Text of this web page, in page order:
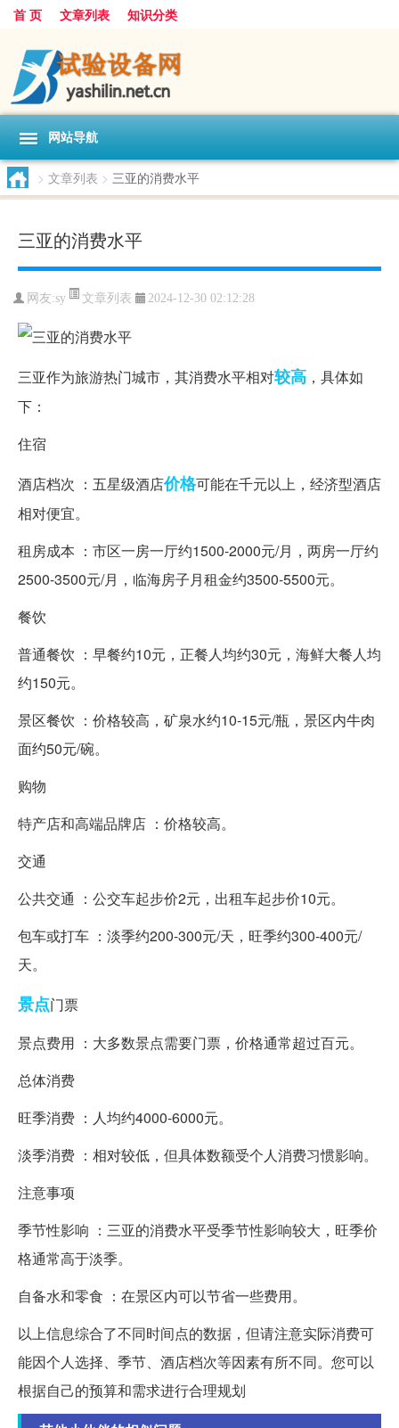
首 页 文章列表 知识分类
网站导航
> 文章列表 > 三亚的消费水平
三亚的消费水平
网友:sy 文章列表 2024-12-30 02:12:28
三亚作为旅游热门城市，其消费水平相对较高 ，具体如
下：
住宿
酒店档次 ：五星级酒店价格可能在千元以上，经济型酒店
相对便宜。
租房成本 ：市区一房一厅约1500-2000元/月，两房一厅约
2500-3500元/月，临海房子月租金约3500-5500元。
餐饮
普通餐饮 ：早餐约10元，正餐人均约30元，海鲜大餐人均
约150元。
景区餐饮 ：价格较高，矿泉水约10-15元/瓶，景区内牛肉
面约50元/碗。
购物
特产店和高端品牌店 ：价格较高。
交通
公共交通 ：公交车起步价2元，出租车起步价10元。
包车或打车 ：淡季约200-300元/天，旺季约300-400元/
天。
景点门票
景点费用 ：大多数景点需要门票，价格通常超过百元。
总体消费
旺季消费 ：人均约4000-6000元。
淡季消费 ：相对较低，但具体数额受个人消费习惯影响。
注意事项
季节性影响 ：三亚的消费水平受季节性影响较大，旺季价
格通常高于淡季。
自备水和零食 ：在景区内可以节省一些费用。
以上信息综合了不同时间点的数据，但请注意实际消费可
能因个人选择、季节、酒店档次等因素有所不同。您可以
根据自己的预算和需求进行合理规划